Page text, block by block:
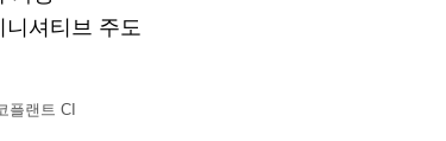
니셔티브 주도
플랜트 CI